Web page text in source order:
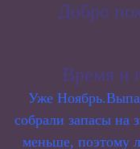
Добро
Время и
Уже
собрали запасы на
меньше, поэтому